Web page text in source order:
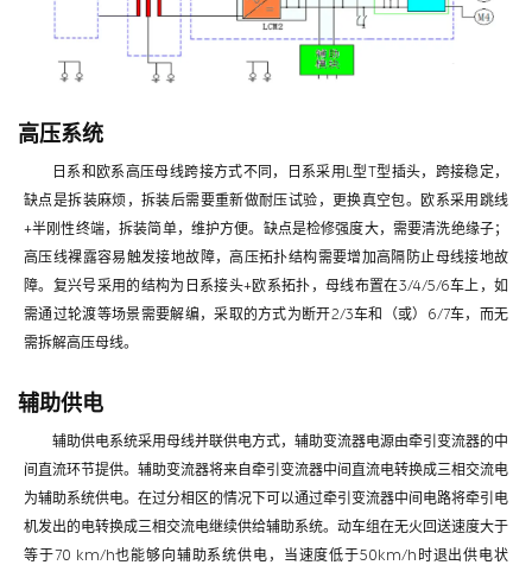
高压系统
日系和欧系高压母线跨接方式不同，日系采用L型T型插头，跨接稳定，
缺点是拆装麻烦，拆装后需要重新做耐压试验，更换真空包。欧系采用跳线
+半刚性终端，拆装简单，维护方便。缺点是检修强度大，需要清洗绝缘子；
高压线裸露容易触发接地故障，高压拓扑结构需要增加高隔防止母线接地故
障。复兴号采用的结构为日系接头+欧系拓扑，母线布置在3/4/5/6车上，如
需通过轮渡等场景需要解编，采取的方式为断开2/3车和（或）6/7车，而无
需拆解高压母线。
辅助供电
辅助供电系统采用母线并联供电方式，辅助变流器电源由牵引变流器的中
间直流环节提供。辅助变流器将来自牵引变流器中间直流电转换成三相交流电
为辅助系统供电。在过分相区的情况下可以通过牵引变流器中间电路将牵引电
机发出的电转换成三相交流电继续供给辅助系统。动车组在无火回送速度大于
等于70 km/h也能够向辅助系统供电，当速度低于50km/h时退出供电状